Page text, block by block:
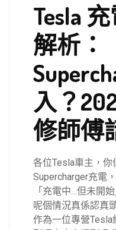
Tesla
解析：
入？
修師傅
各位Tesla車主，
Supercharger充電
「充電中…但未開
呢個情況真係認真
作為一位專營